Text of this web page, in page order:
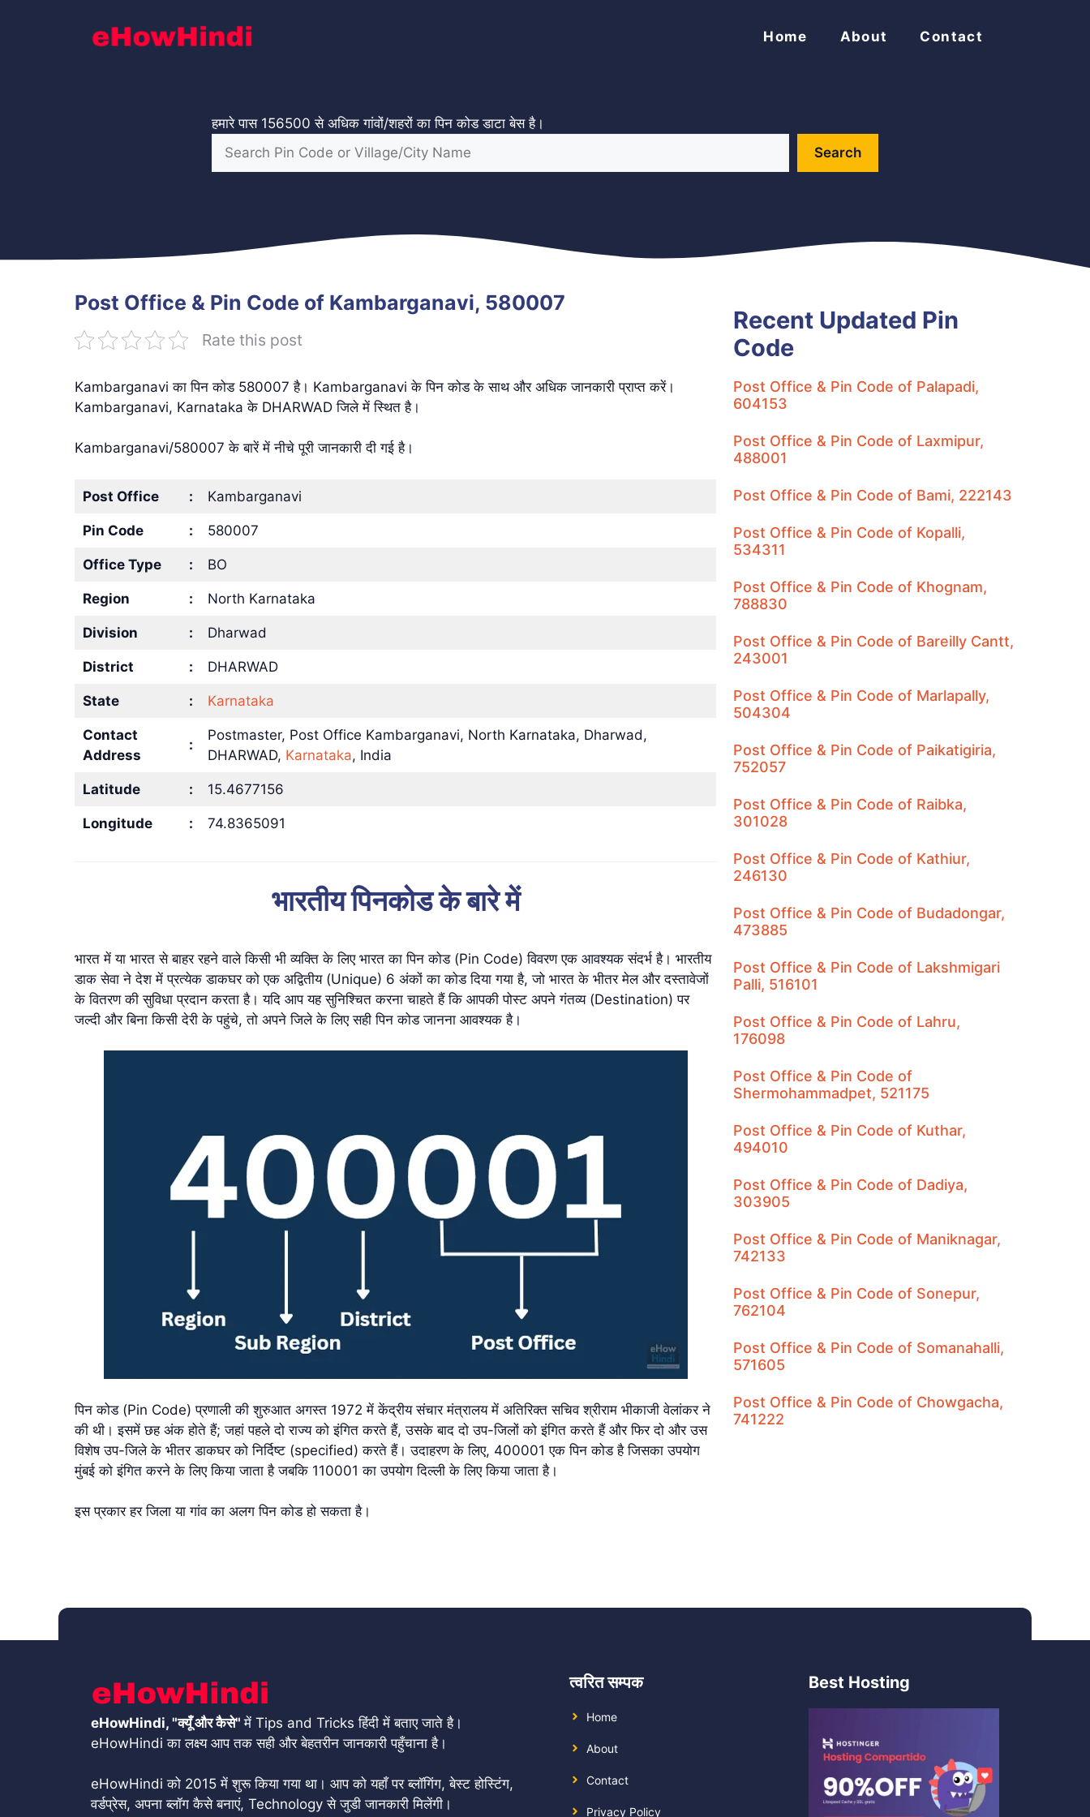
Home About Contact
हमारे पास 156500 से अधिक गांवों/शहरों का पिन कोड डाटा बेस है।
Search
Post Office & Pin Code of Kambarganavi, 580007
Rate this post
Kambarganavi का पिन कोड 580007 है। Kambarganavi के पिन कोड के साथ और अधिक जानकारी प्राप्त करें।
Kambarganavi, Karnataka के DHARWAD जिले में स्थित है।
Kambarganavi/580007 के बारें में नीचे पूरी जानकारी दी गई है।
Post Office : Kambarganavi
Pin Code : 580007
Office Type : BO
Region : North Karnataka
Division : Dharwad
District : DHARWAD
State : Karnataka
Contact
Address
:
Postmaster, Post Office Kambarganavi, North Karnataka, Dharwad,
DHARWAD, Karnataka, India
Latitude : 15.4677156
Longitude : 74.8365091
भारतीय पिनकोड के बारे में
भारत में या भारत से बाहर रहने वाले किसी भी व्यक्ति के लिए भारत का पिन कोड (Pin Code) विवरण एक आवश्यक संदर्भ है। भारतीय
डाक सेवा ने देश में प्रत्येक डाकघर को एक अद्वितीय (Unique) 6 अंकों का कोड दिया गया है, जो भारत के भीतर मेल और दस्तावेजों
के वितरण की सुविधा प्रदान करता है। यदि आप यह सुनिश्चित करना चाहते हैं कि आपकी पोस्ट अपने गंतव्य (Destination) पर
जल्दी और बिना किसी देरी के पहुंचे, तो अपने जिले के लिए सही पिन कोड जानना आवश्यक है।
पिन कोड (Pin Code) प्रणाली की शुरुआत अगस्त 1972 में केंद्रीय संचार मंत्रालय में अतिरिक्त सचिव श्रीराम भीकाजी वेलांकर ने
की थी। इसमें छह अंक होते हैं; जहां पहले दो राज्य को इंगित करते हैं, उसके बाद दो उप-जिलों को इंगित करते हैं और फिर दो और उस
विशेष उप-जिले के भीतर डाकघर को निर्दिष्ट (specified) करते हैं। उदाहरण के लिए, 400001 एक पिन कोड है जिसका उपयोग
मुंबई को इंगित करने के लिए किया जाता है जबकि 110001 का उपयोग दिल्ली के लिए किया जाता है।
इस प्रकार हर जिला या गांव का अलग पिन कोड हो सकता है।
Recent Updated Pin
Code
Post Office & Pin Code of Palapadi,
604153
Post Office & Pin Code of Laxmipur,
488001
Post Office & Pin Code of Bami, 222143
Post Office & Pin Code of Kopalli,
534311
Post Office & Pin Code of Khognam,
788830
Post Office & Pin Code of Bareilly Cantt,
243001
Post Office & Pin Code of Marlapally,
504304
Post Office & Pin Code of Paikatigiria,
752057
Post Office & Pin Code of Raibka,
301028
Post Office & Pin Code of Kathiur,
246130
Post Office & Pin Code of Budadongar,
473885
Post Office & Pin Code of Lakshmigari
Palli, 516101
Post Office & Pin Code of Lahru,
176098
Post Office & Pin Code of
Shermohammadpet, 521175
Post Office & Pin Code of Kuthar,
494010
Post Office & Pin Code of Dadiya,
303905
Post Office & Pin Code of Maniknagar,
742133
Post Office & Pin Code of Sonepur,
762104
Post Office & Pin Code of Somanahalli,
571605
Post Office & Pin Code of Chowgacha,
741222
eHowHindi, "क्यूँ और कैसे"में Tips and Tricks हिंदी में बताए जाते है।
eHowHindi का लक्ष्य आप तक सही और बेहतरीन जानकारी पहुँचाना है।
eHowHindi को 2015 में शुरू किया गया था। आप को यहाँ पर ब्लॉगिंग, बेस्ट होस्टिंग,
वर्डप्रेस, अपना ब्लॉग कैसे बनाएं, Technology से जुडी जानकारी मिलेंगी।
त्वरित सम्पक
Home
About
Contact
Privacy Policy
Best Hosting